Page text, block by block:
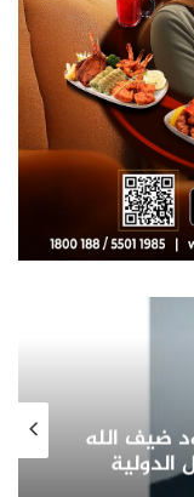
الأحمد
الكويتية
شريك